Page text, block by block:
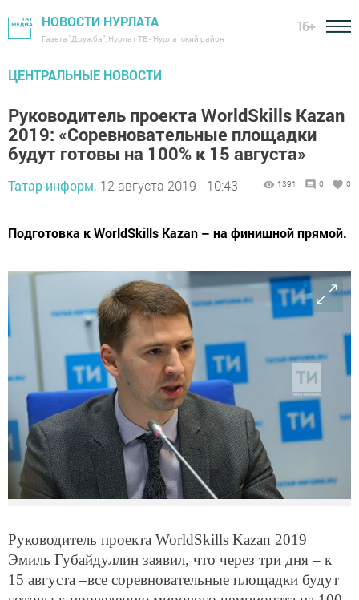
НОВОСТИ НУРЛАТА
Газета "Дружба", Нурлат ТВ - Нурлатский район
16+
ЦЕНТРАЛЬНЫЕ НОВОСТИ
Руководитель проекта WorldSkills Kazan
2019: «Соревновательные площадки
будут готовы на 100% к 15 августа»
Татар-информ, 12 августа 2019 - 10:43 1391 0 0
Подготовка к WorldSkills Kazan – на финишной прямой.
Руководитель проекта WorldSkills Kazan 2019
Эмиль Губайдуллин заявил, что через три дня ­­– к
15 августа –все соревновательные площадки будут